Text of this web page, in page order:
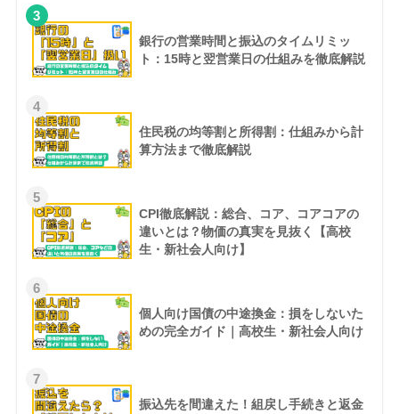
3
銀行の営業時間と振込のタイムリミッ
ト：15時と翌営業日の仕組みを徹底解説
4
住民税の均等割と所得割：仕組みから計
算方法まで徹底解説
5
CPI徹底解説：総合、コア、コアコアの
違いとは？物価の真実を見抜く【高校
生・新社会人向け】
6
個人向け国債の中途換金：損をしないた
めの完全ガイド｜高校生・新社会人向け
7
振込先を間違えた！組戻し手続きと返金